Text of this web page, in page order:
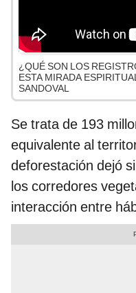
¿QUÉ SON LOS
ESTA MIRADA
SANDOVAL
Se trata de 193
equivalente al
deforestación dejó
los corredores
interacción entre